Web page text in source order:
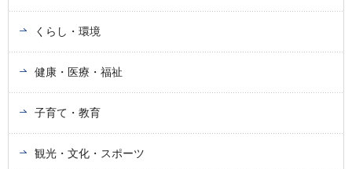
くらし・環境
健康・医療・福祉
子育て・教育
観光・文化・スポーツ